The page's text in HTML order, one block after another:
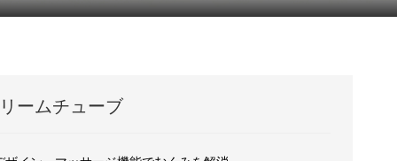
português
ームチューブ